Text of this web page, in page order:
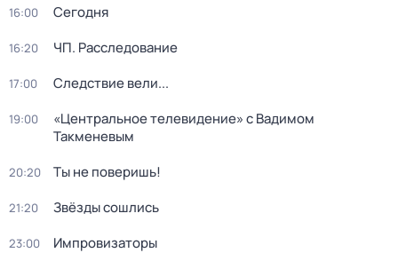
16:00 Сегодня
16:20 ЧП. Расследование
17:00 Следствие вели...
19:00
«Центральное телевидение» с Вадимом
Такменевым
20:20 Ты не поверишь!
21:20 Звёзды сошлись
23:00 Импровизаторы